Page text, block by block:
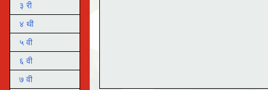
३ री
४ थी
५ वी
६ वी
७ वी